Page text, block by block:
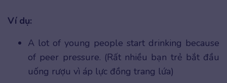
Ví dụ:
A lot of young people start drinking because
of peer pressure. (Rất nhiều bạn trẻ bắt đầu
uống rượu vì áp lực đồng trang lứa)